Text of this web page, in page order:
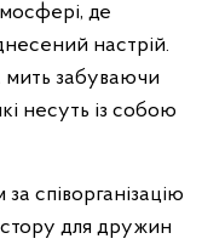
де
настрій.
мить забуваючи
несуть із собою
співорганізацію
для дружин